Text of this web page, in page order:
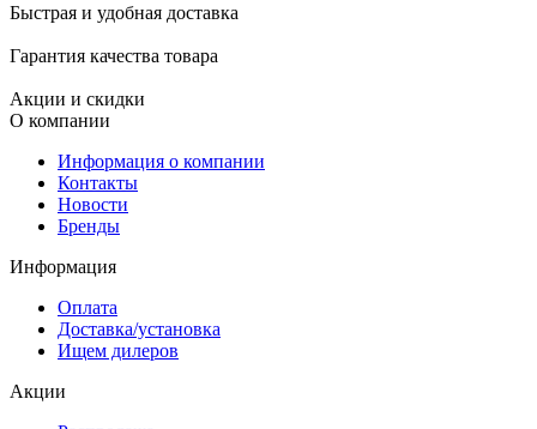
Быстрая и удобная доставка
Гарантия качества товара
Акции и скидки
О компании
Информация о компании
Контакты
Новости
Бренды
Информация
Оплата
Доставка/установка
Ищем дилеров
Акции